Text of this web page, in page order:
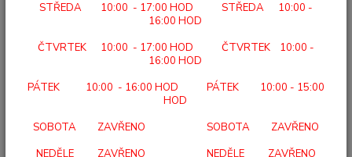
STŘEDA 10:00 - 17:00 HOD STŘEDA 10:00 -
16:00 HOD
ČTVRTEK 10:00 - 17:00 HOD ČTVRTEK 10:00 -
16:00 HOD
PÁTEK 10:00 - 16:00 HOD PÁTEK 10:00 - 15:00
HOD
SOBOTA ZAVŘENO SOBOTA ZAVŘENO
NEDĚLE ZAVŘENO NEDĚLE ZAVŘENO